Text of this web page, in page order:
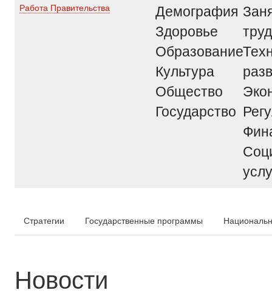
Работа Правительства
Демография
Здоровье
Образование
Культура
Общество
Государство
труд
Стратегии Государственные программы
Новости